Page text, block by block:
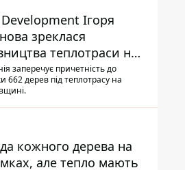
Ігоря
зреклася
теплотраси на
заперечує причетність до
662 дерев під теплотрасу на
кожного дерева на
але тепло мають